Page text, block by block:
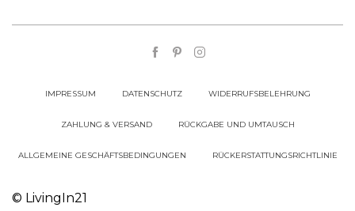
IMPRESSUM DATENSCHUTZ WIDERRUFSBELEHRUNG
ZAHLUNG & VERSAND RÜCKGABE UND UMTAUSCH
ALLGEMEINE GESCHÄFTSBEDINGUNGEN RÜCKERSTATTUNGSRICHTLINIE
© LivingIn21